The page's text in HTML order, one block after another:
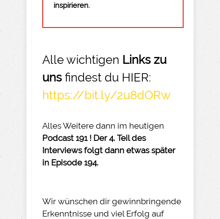
inspirieren.
Alle wichtigen Links zu
uns findest du HIER:
https://bit.ly/2u8dORw
Alles Weitere dann im heutigen
Podcast 191 ! Der 4. Teil des
Interviews folgt dann etwas später
in Episode 194.
Wir wünschen dir gewinnbringende
Erkenntnisse und viel Erfolg auf